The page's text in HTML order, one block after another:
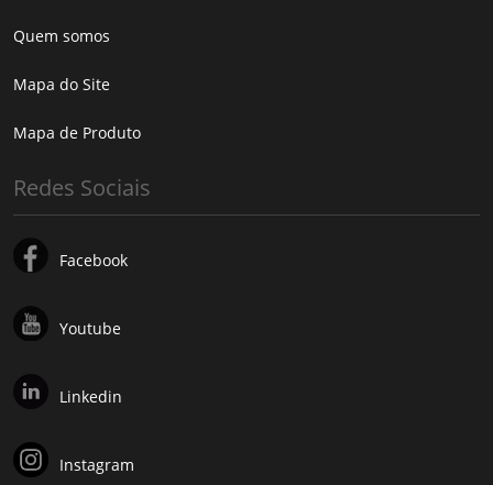
Quem somos
Mapa do Site
Mapa de Produto
Redes Sociais
Facebook
Youtube
Linkedin
Instagram